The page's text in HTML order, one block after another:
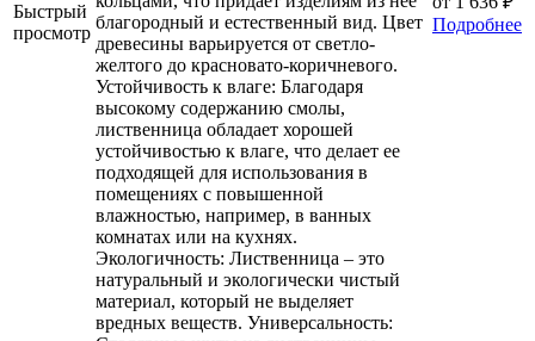
Быстрый
просмотр
благородный и естественный вид. Цвет
древесины варьируется от светло-
желтого до красновато-коричневого.
Устойчивость к влаге: Благодаря
высокому содержанию смолы,
лиственница обладает хорошей
устойчивостью к влаге, что делает ее
подходящей для использования в
помещениях с повышенной
влажностью, например, в ванных
комнатах или на кухнях.
Экологичность: Лиственница – это
натуральный и экологически чистый
материал, который не выделяет
вредных веществ. Универсальность:
Подробнее